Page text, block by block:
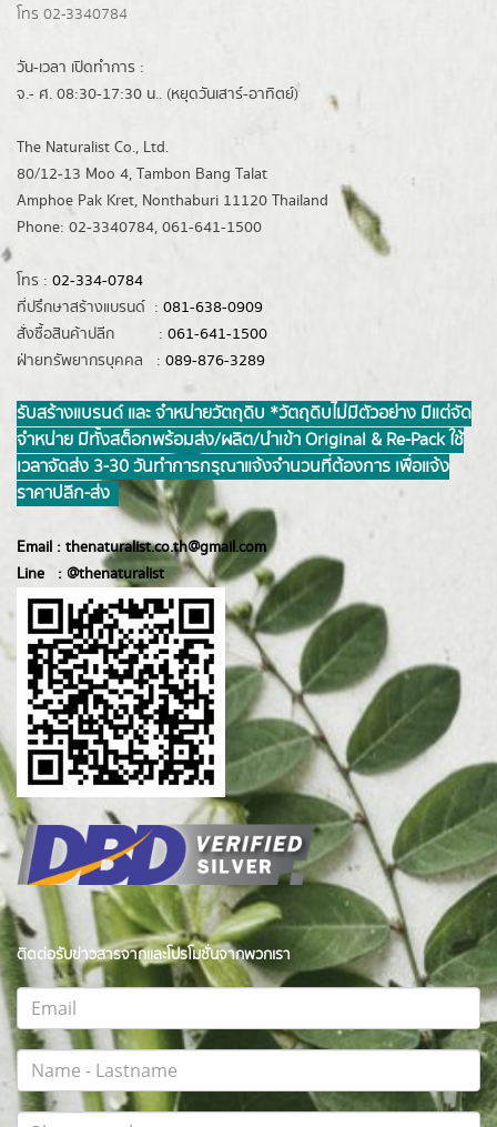
โทร 02-3340784
วัน-เวลา เปิดทำการ :
จ.- ศ. 08:30-17:30 น.. (หยุดวันเสาร์-อาทิตย์)
The Naturalist Co., Ltd.
80/12-13 Moo 4, Tambon Bang Talat
Amphoe Pak Kret, Nonthaburi 11120 Thailand
Phone: 02-3340784, 061-641-1500
โทร : 02-334-0784
ที่ปรึกษาสร้างแบรนด์ : 081-638-0909
สั่งซื้อสินค้าปลีก : 061-641-1500
ฝ่ายทรัพยากรบุคคล : 089-876-3289
รับสร้างแบรนด์ และ จำหน่ายวัตถุดิบ *วัตถุดิบไม่มีตัวอย่าง มีแต่จัด
จำหน่าย มีทั้งสต็อกพร้อมส่ง/ผลิต/นำเข้า Original & Re-Pack ใช้
เวลาจัดส่ง 3-30 วันทำการ กรุณาแจ้งจำนวนที่ต้องการ เพื่อแจ้ง
ราคาปลีก-ส่ง
Email : thenaturalist.co.th@gmail.com
Line : @thenaturalist
ติดต่อรับข่าวสารจากและโปรโมชั่นจากพวกเรา